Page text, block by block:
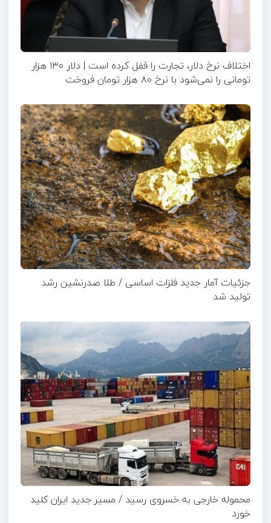
اختلاف نرخ دلار، تجارت را قفل کرده است | دلار ۱۳۰ هزار
تومانی را نمی‌شود با نرخ ۸۰ هزار تومان فروخت
جزئیات آمار جدید فلزات اساسی / طلا صدرنشین رشد
تولید شد
محموله خارجی به خسروی رسید / مسیر جدید ایران کلید
خورد